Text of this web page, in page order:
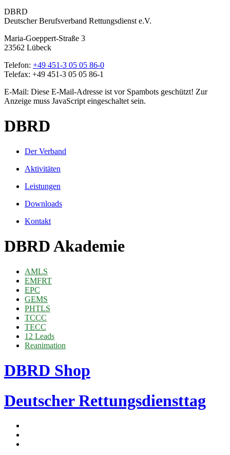
DBRD
Deutscher Berufsverband Rettungsdienst e.V.
Maria-Goeppert-Straße 3
23562 Lübeck
Telefon: +49 451-3 05 05 86-0
Telefax: +49 451-3 05 05 86-1
E-Mail: Diese E-Mail-Adresse ist vor Spambots geschützt! Zur
Anzeige muss JavaScript eingeschaltet sein.
DBRD
Der Verband
Aktivitäten
Leistungen
Downloads
Kontakt
DBRD Akademie
AMLS
EMFRT
EPC
GEMS
PHTLS
TCCC
TECC
12 Leads
Reanimation
DBRD Shop
Deutscher Rettungsdiensttag